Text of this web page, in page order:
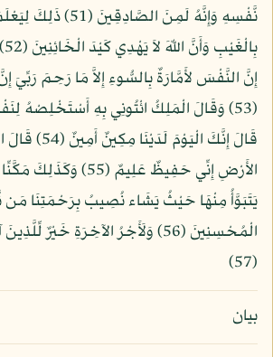
نَّفْسِهِ وَإِنَّهُ لَمِنَ
إِنَّ النَّفْسَ لأَمَّارَةٌ بِالسُّوءِ إِلاَّ مَا رَحِمَ رَبِّيَ
(53) وَقَالَ الْمَلِكُ ائْتُونِي بِهِ أَسْتَخْلِصْهُ
قَالَ إِنَّكَ
الأَرْضِ إِنِّي حَفِيظٌ عَلِيمٌ
يَتَبَوَّأُ مِنْهَا حَيْثُ يَشَاء نُصِيبُ بِرَحْمَتِنَا مَن
الْمُحْسِنِينَ (56) وَلَأَجْرُ الآخِرَةِ خَيْرٌ
(57)
بيان